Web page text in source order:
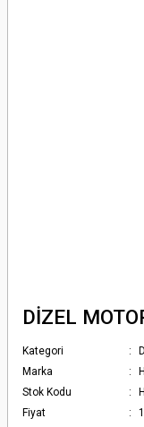
DİZEL
Kategori
Marka
Stok Kodu
Fiyat